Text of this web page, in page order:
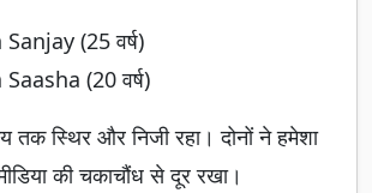
Sanjay (25 वर्ष)
(20 वर्ष)
तक स्थिर और निजी रहा। दोनों ने हमेशा
की चकाचौंध से दूर रखा।